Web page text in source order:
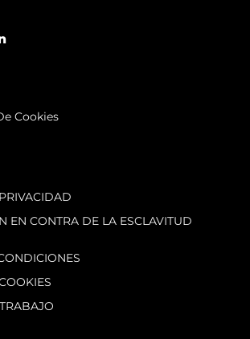
Cookies
EN CONTRA DE LA ESCLAVITUD